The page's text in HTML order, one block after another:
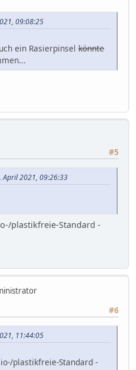
09:08:25
ein Rasierpinsel könnte
#5
April 2021, 09:26:33
plastikfreie-Standard -
#6
11:44:05
plastikfreie-Standard -